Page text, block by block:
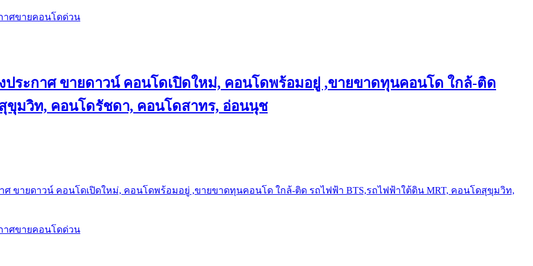
าศขายคอนโดด่วน
ประกาศ ขายดาวน์ คอนโดเปิดใหม่, คอนโดพร้อมอยู่ ,ขายขาดทุนคอนโด ใกล้-ติด
ขุมวิท, คอนโดรัชดา, คอนโดสาทร, อ่อนนุช
ศ ขายดาวน์ คอนโดเปิดใหม่, คอนโดพร้อมอยู่ ,ขายขาดทุนคอนโด ใกล้-ติด รถไฟฟ้า BTS,รถไฟฟ้าใต้ดิน MRT, คอนโดสุขุมวิท,
าศขายคอนโดด่วน